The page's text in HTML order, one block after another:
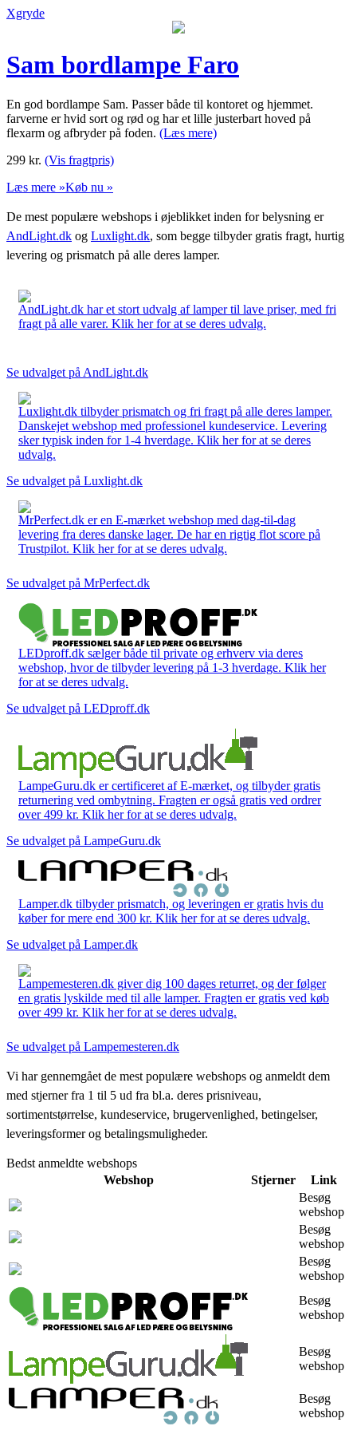
Xgryde
Sam bordlampe Faro
En god bordlampe Sam. Passer både til kontoret og hjemmet.
farverne er hvid sort og rød og har et lille justerbart hoved på
flexarm og afbryder på foden. (Læs mere)
299 kr. (Vis fragtpris)
Læs mere »Køb nu »
De mest populære webshops i øjeblikket inden for belysning er
AndLight.dk og Luxlight.dk, som begge tilbyder gratis fragt, hurtig
levering og prismatch på alle deres lamper.
AndLight.dk har et stort udvalg af lamper til lave priser, med fri
fragt på alle varer. Klik her for at se deres udvalg.
Se udvalget på AndLight.dk
Luxlight.dk tilbyder prismatch og fri fragt på alle deres lamper.
Danskejet webshop med professionel kundeservice. Levering
sker typisk inden for 1-4 hverdage. Klik her for at se deres
udvalg.
Se udvalget på Luxlight.dk
MrPerfect.dk er en E-mærket webshop med dag-til-dag
levering fra deres danske lager. De har en rigtig flot score på
Trustpilot. Klik her for at se deres udvalg.
Se udvalget på MrPerfect.dk
LEDproff.dk sælger både til private og erhverv via deres
webshop, hvor de tilbyder levering på 1-3 hverdage. Klik her
for at se deres udvalg.
Se udvalget på LEDproff.dk
LampeGuru.dk er certificeret af E-mærket, og tilbyder gratis
returnering ved ombytning. Fragten er også gratis ved ordrer
over 499 kr. Klik her for at se deres udvalg.
Se udvalget på LampeGuru.dk
Lamper.dk tilbyder prismatch, og leveringen er gratis hvis du
køber for mere end 300 kr. Klik her for at se deres udvalg.
Se udvalget på Lamper.dk
Lampemesteren.dk giver dig 100 dages returret, og der følger
en gratis lyskilde med til alle lamper. Fragten er gratis ved køb
over 499 kr. Klik her for at se deres udvalg.
Se udvalget på Lampemesteren.dk
Vi har gennemgået de mest populære webshops og anmeldt dem
med stjerner fra 1 til 5 ud fra bl.a. deres prisniveau,
sortimentstørrelse, kundeservice, brugervenlighed, betingelser,
leveringsformer og betalingsmuligheder.
Bedst anmeldte webshops
Webshop
Stjerner
Link
Besøg
webshop
Besøg
webshop
Besøg
webshop
Besøg
webshop
Besøg
webshop
Besøg
webshop